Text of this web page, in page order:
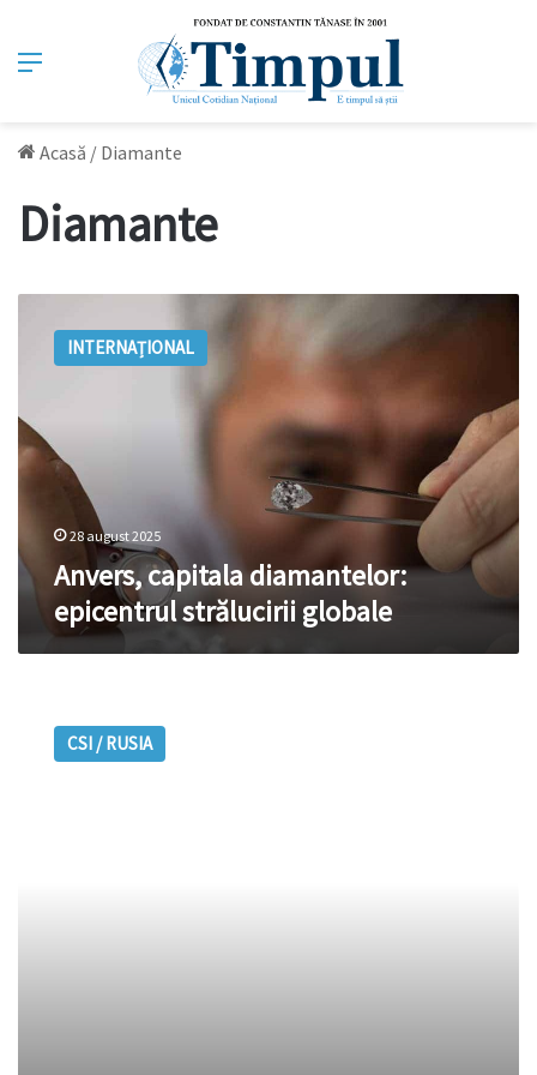
Meniu
Acasă / Diamante
Diamante
capitala
diamantelor:
globale
INTERNAȚIONAL
28 august 2025
Anvers, capitala diamantelor:
epicentrul strălucirii globale
CSI / RUSIA